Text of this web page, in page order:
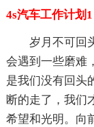
4s汽车工作计划1
岁月不可回
会遇到一些磨难
是我们没有回头
断的走了，我们
希望和光明。向